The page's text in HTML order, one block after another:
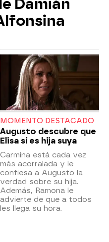
Damián
MOMENTO DESTACADO
Augusto descubre que
Elisa sí es hija suya
Carmina está cada vez
más acorralada y le
confiesa a Augusto la
verdad sobre su hija.
Además, Ramona le
advierte de que a todos
les llega su hora.